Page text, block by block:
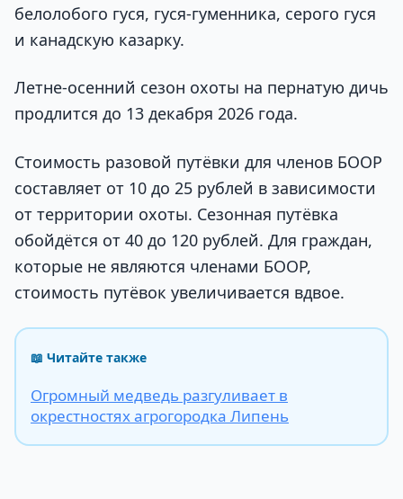
белолобого гуся, гуся-гуменника, серого гуся
и канадскую казарку.
Летне-осенний сезон охоты на пернатую дичь
продлится до 13 декабря 2026 года.
Стоимость разовой путёвки для членов БООР
составляет от 10 до 25 рублей в зависимости
от территории охоты. Сезонная путёвка
обойдётся от 40 до 120 рублей. Для граждан,
которые не являются членами БООР,
стоимость путёвок увеличивается вдвое.
📖 Читайте также
Огромный медведь разгуливает в
окрестностях агрогородка Липень